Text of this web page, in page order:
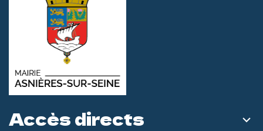
Accès directs